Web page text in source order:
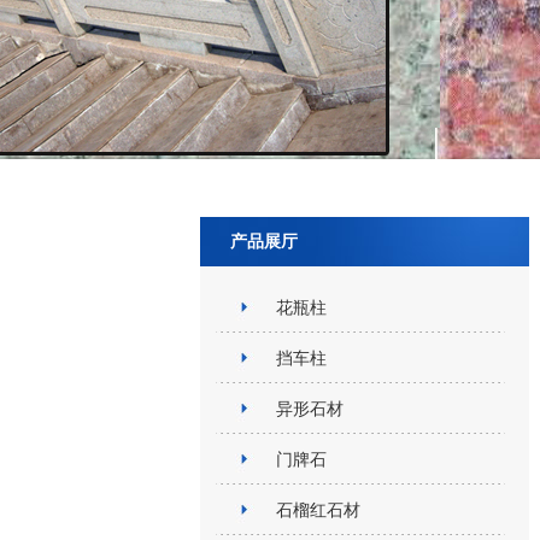
产品展厅
花瓶柱
挡车柱
异形石材
门牌石
石榴红石材